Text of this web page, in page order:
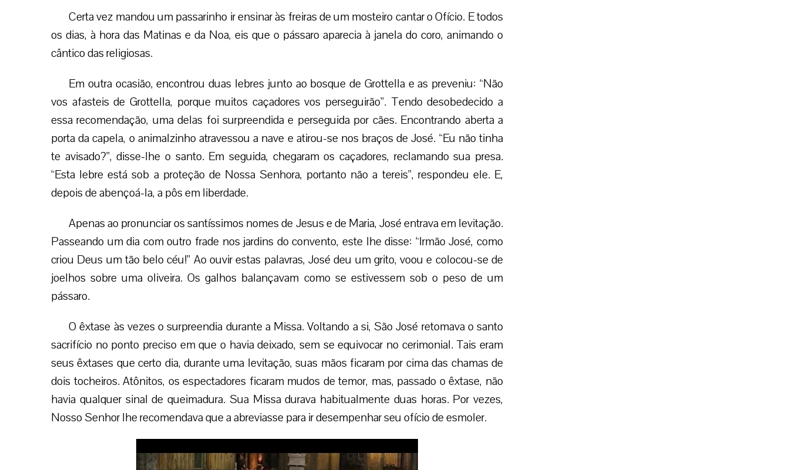
Certa vez mandou um passarinho ir ensinar às freiras de um mosteiro cantar o Ofício. E todos
os dias, à hora das Matinas e da Noa, eis que o pássaro aparecia à janela do coro, animando o
cântico das religiosas.
Em outra ocasião, encontrou duas lebres junto ao bosque de Grottella e as preveniu: “Não
vos afasteis de Grottella, porque muitos caçadores vos perseguirão”. Tendo desobedecido a
essa recomendação, uma delas foi surpreendida e perseguida por cães. Encontrando aberta a
porta da capela, o animalzinho atravessou a nave e atirou-se nos braços de José. “Eu não tinha
te avisado?”, disse-lhe o santo. Em seguida, chegaram os caçadores, reclamando sua presa.
“Esta lebre está sob a proteção de Nossa Senhora, portanto não a tereis”, respondeu ele. E,
depois de abençoá-la, a pôs em liberdade.
Apenas ao pronunciar os santíssimos nomes de Jesus e de Maria, José entrava em levitação.
Passeando um dia com outro frade nos jardins do convento, este lhe disse: “Irmão José, como
criou Deus um tão belo céu!” Ao ouvir estas palavras, José deu um grito, voou e colocou-se de
joelhos sobre uma oliveira. Os galhos balançavam como se estivessem sob o peso de um
pássaro.
O êxtase às vezes o surpreendia durante a Missa. Voltando a si, São José retomava o santo
sacrifício no ponto preciso em que o havia deixado, sem se equivocar no cerimonial. Tais eram
seus êxtases que certo dia, durante uma levitação, suas mãos ficaram por cima das chamas de
dois tocheiros. Atônitos, os espectadores ficaram mudos de temor, mas, passado o êxtase, não
havia qualquer sinal de queimadura. Sua Missa durava habitualmente duas horas. Por vezes,
Nosso Senhor lhe recomendava que a abreviasse para ir desempenhar seu ofício de esmoler.